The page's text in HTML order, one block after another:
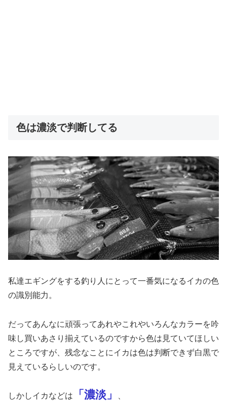
色は濃淡で判断してる
私達エギングをする釣り人にとって一番気になるイカの色
の識別能力。
だってあんなに頑張ってあれやこれやいろんなカラーを吟
味し買いあさり揃えているのですから色は見ていてほしい
ところですが、残念なことにイカは色は判断できず白黒で
見えているらしいのです。
しかしイカなどは 「濃淡」